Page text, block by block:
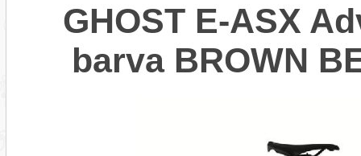
GHOST E-ASX
barva BROWN